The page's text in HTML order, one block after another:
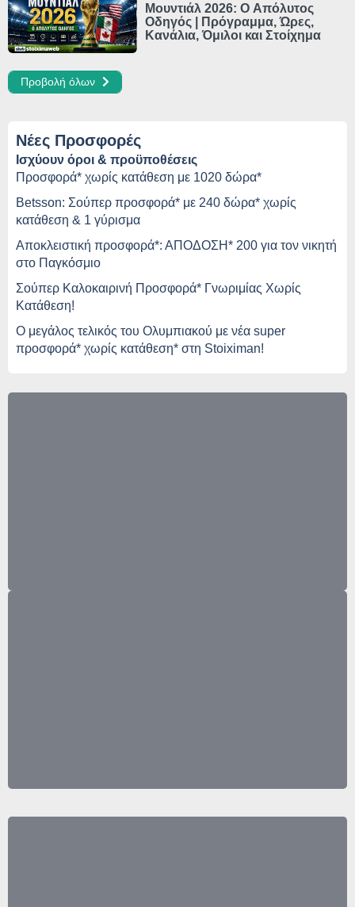
Μουντιάλ 2026: Ο Απόλυτος
Οδηγός | Πρόγραμμα, Ώρες,
Κανάλια, Όμιλοι και Στοίχημα
Προβολή όλων
Νέες Προσφορές
Ισχύουν όροι & προϋποθέσεις
Προσφορά* χωρίς κατάθεση με 1020 δώρα*
Betsson: Σούπερ προσφορά* με 240 δώρα* χωρίς
κατάθεση & 1 γύρισμα
Αποκλειστική προσφορά*: ΑΠΟΔΟΣΗ* 200 για τον νικητή
στο Παγκόσμιο
Σούπερ Καλοκαιρινή Προσφορά* Γνωριμίας Χωρίς
Κατάθεση!
O μεγάλος τελικός του Ολυμπιακού με νέα super
προσφορά* χωρίς κατάθεση* στη Stoiximan!